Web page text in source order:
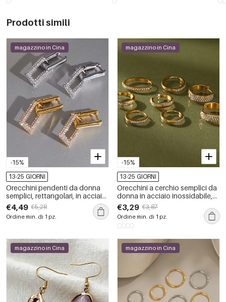
Prodotti simili
-15%
magazzino in Cina
13-25 GIORNI
Orecchini pendenti da donna
semplici, rettangolari, in acciaio
inossidabile impermeabile color
oro con strass.
€4,49 €5,28
Ordine min. di 1 pz.
-15%
magazzino in Cina
13-25 GIORNI
Orecchini a cerchio semplici da
donna in acciaio inossidabile,
impermeabili, color oro con
strass.
€3,29 €3,87
Ordine min. di 1 pz.
magazzino in Cina magazzino in Cina